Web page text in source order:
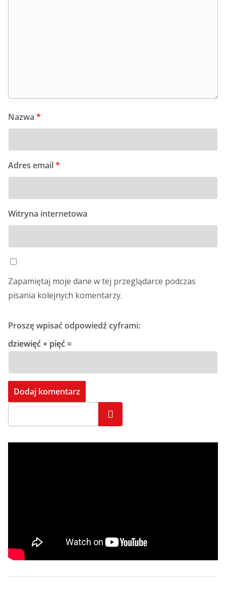
Nazwa *
Adres email*
Witryna internetowa
Zapamiętaj moje dane w tej przeglądarce podczas
pisania kolejnych komentarzy.
Proszę wpisać odpowiedź cyframi:
dziewięć + pięć =
Szukaj